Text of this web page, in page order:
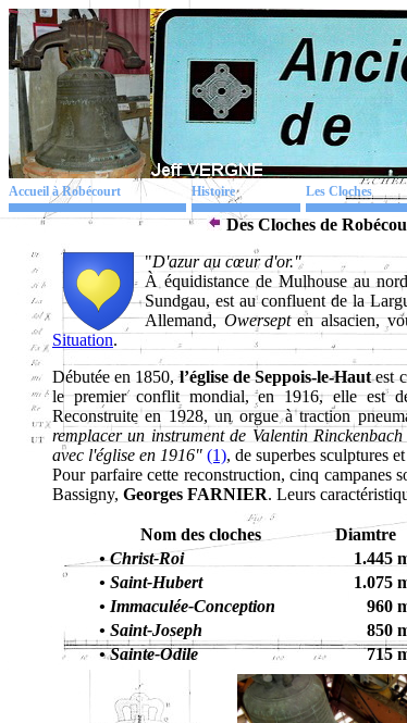
Accueil à Robécourt Histoire Les Cloches
Des Cloches de
"D'azur au cœur d'or."
À équidistance de Mulhouse au
Sundgau, est au confluent de la
Allemand, Owersepten alsacien,
Situation.
Débutée en 1850,l’église de Seppois-le-Hautest
le premier conflit mondial, en 1916, elle est
Reconstruite en 1928, un orgue à traction
remplacer un instrument de Valentin
avec l'église en 1916" (1), de superbes sculptures
Pour parfaire cette reconstruction, cinq campanes
Bassigny, Georges FARNIER. Leurs
Nom des cloches Diamtre
• Christ-Roi
1.445
• Saint-Hubert
1.075
• Immaculée-Conception
960
• Saint-Joseph
850
• Sainte-Odile
715